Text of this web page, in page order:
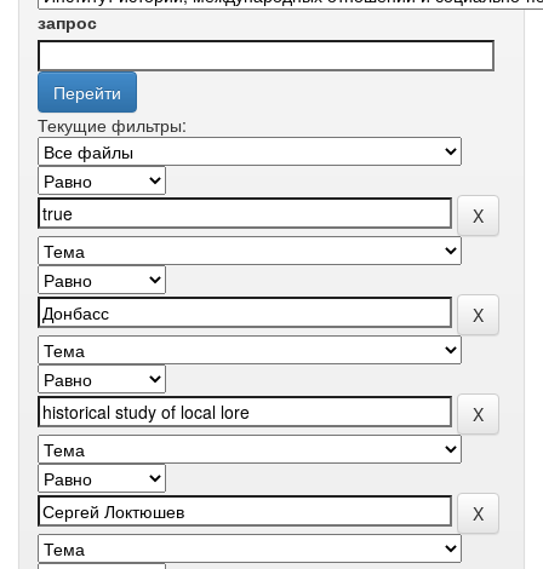
запрос
Текущие фильтры: